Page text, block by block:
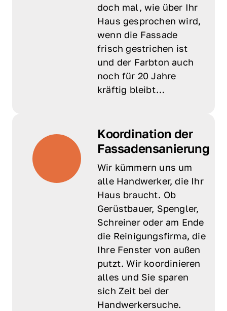
doch mal, wie über Ihr
Haus gesprochen wird,
wenn die Fassade
frisch gestrichen ist
und der Farbton auch
noch für 20 Jahre
kräftig bleibt…
Koordination der
Fassadensanierung
Wir kümmern uns um
alle Handwerker, die Ihr
Haus braucht. Ob
Gerüstbauer, Spengler,
Schreiner oder am Ende
die Reinigungsfirma, die
Ihre Fenster von außen
putzt. Wir koordinieren
alles und Sie sparen
sich Zeit bei der
Handwerkersuche.